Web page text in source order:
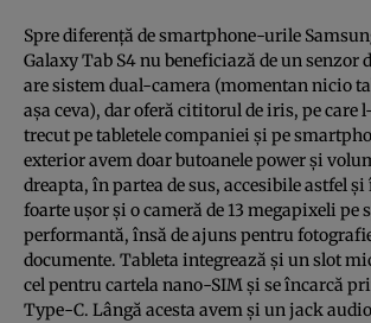
Spre diferenţă de smartphone-urile
Galaxy Tab S4 nu beneficiază de un senzor
are sistem dual-camera (momentan nicio
aşa ceva), dar oferă cititorul de iris, pe
trecut pe tabletele companiei şi pe
exterior avem doar butoanele power şi
dreapta, în partea de sus, accesibile astfel
foarte uşor şi o cameră de 13 megapixeli pe
performantă, însă de ajuns pentru
documente. Tableta integrează şi un slot
cel pentru cartela nano-SIM şi se încarcă
Type-C. Lângă acesta avem şi un jack